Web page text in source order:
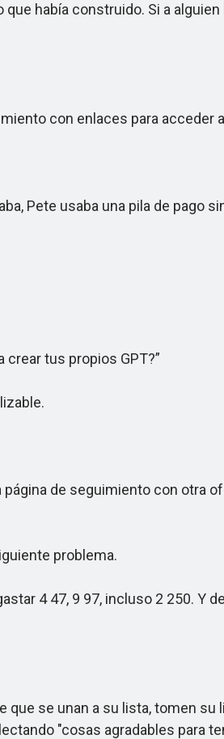
había construido. Si a
con enlaces para acceder
Pete usaba una pila de pago
tus propios GPT?”
de seguimiento con otra
problema.
4 47, 9 97, incluso 2 250. Y
se unan a su lista, tomen
"cosas agradables para